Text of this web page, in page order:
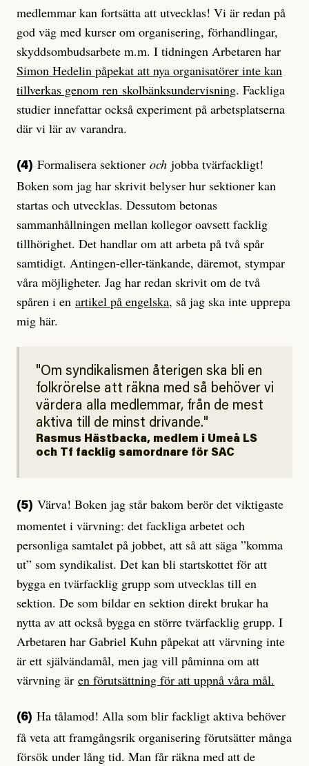
medlemmar kan fortsätta att utvecklas! Vi är redan på
god väg med kurser om organisering, förhandlingar,
skyddsombudsarbete m.m. I tidningen Arbetaren har
Simon Hedelin påpekat att nya organisatörer inte kan
tillverkas genom ren skolbänksundervisning. Fackliga
studier innefattar också experiment på arbetsplatserna
där vi lär av varandra.
(4) Formalisera sektioner och jobba tvärfackligt!
Boken som jag har skrivit belyser hur sektioner kan
startas och utvecklas. Dessutom betonas
sammanhållningen mellan kollegor oavsett facklig
tillhörighet. Det handlar om att arbeta på två spår
samtidigt. Antingen-eller-tänkande, däremot, stympar
våra möjligheter. Jag har redan skrivit om de två
spåren i en artikel på engelska, så jag ska inte upprepa
mig här.
Om syndikalismen återigen ska bli en
folkrörelse att räkna med så behöver vi
värdera alla medlemmar, från de mest
aktiva till de minst drivande.
Rasmus Hästbacka, medlem i Umeå LS
och Tf facklig samordnare för SAC
(5) Värva! Boken jag står bakom berör det viktigaste
momentet i värvning: det fackliga arbetet och
personliga samtalet på jobbet, att så att säga ”komma
ut” som syndikalist. Det kan bli startskottet för att
bygga en tvärfacklig grupp som utvecklas till en
sektion. De som bildar en sektion direkt brukar ha
nytta av att också bygga en större tvärfacklig grupp. I
Arbetaren har Gabriel Kuhn påpekat att värvning inte
är ett självändamål, men jag vill påminna om att
värvning är en förutsättning för att uppnå våra mål.
(6) Ha tålamod! Alla som blir fackligt aktiva behöver
få veta att framgångsrik organisering förutsätter många
försök under lång tid. Man får räkna med att de